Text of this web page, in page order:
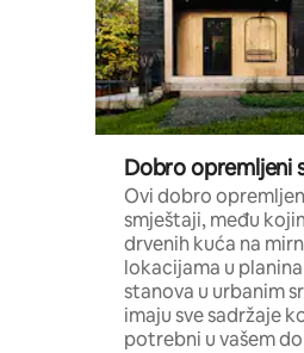
Dobro opremljeni
Ovi dobro
smještaji, među
drvenih kuća na
lokacijama u
stanova u urbanim
imaju sve sadržaje
potrebni u vašem